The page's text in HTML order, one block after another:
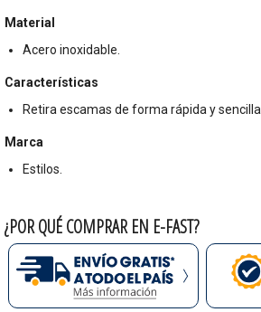
Material
Acero inoxidable.
Características
Retira escamas de forma rápida y sencilla.
Marca
Estilos.
¿POR QUÉ COMPRAR EN E-FAST?